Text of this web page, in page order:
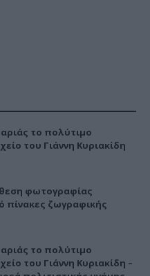
το πολύτιμο
του Γιάννη Κυριακίδη
φωτογραφίας
πίνακες ζωγραφικής
το πολύτιμο
του Γιάννη Κυριακίδη –